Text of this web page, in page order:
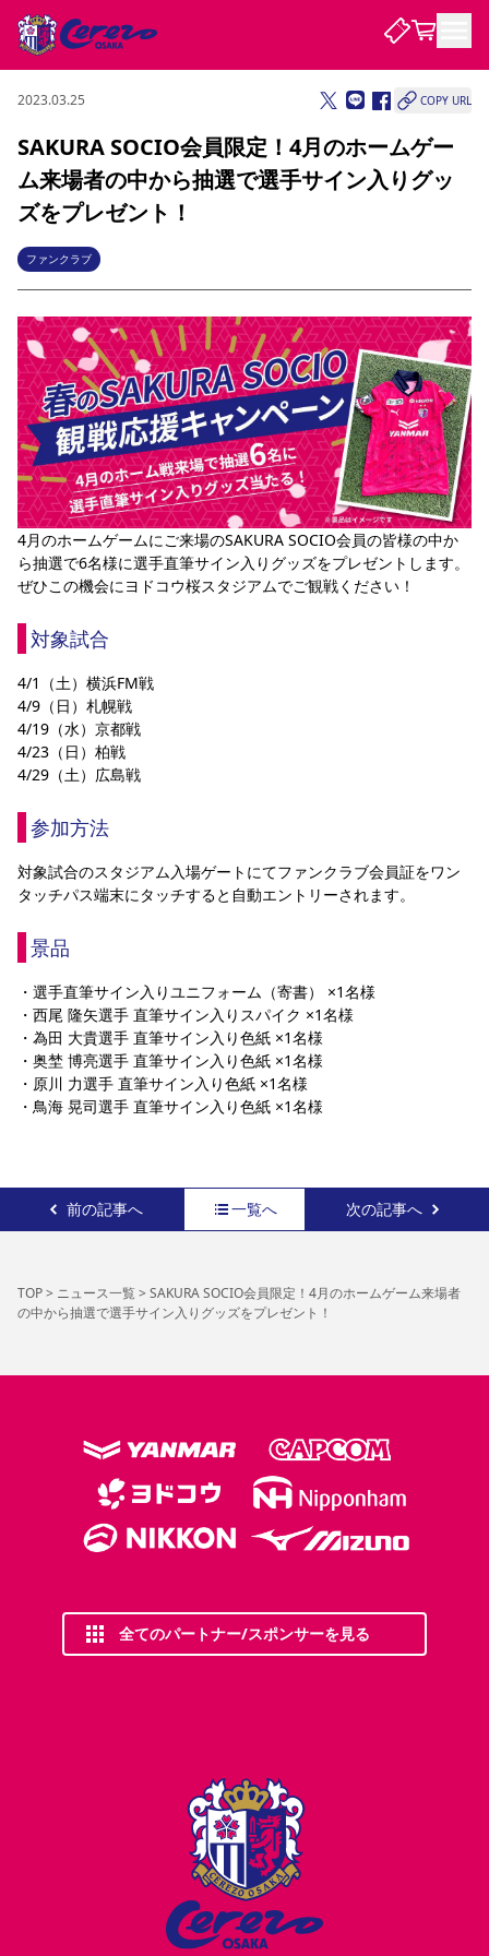
試合・チーム
試合について
試合日程 / 結果 順位表
チームについて
アカデミー ハナサカプレーヤー 歴代所属選手
観戦する
チケット
チケット情報 販売スケジュール 価格・席種 購入方法
シーズンシート 法人シーズンシート 福祉サービス 団体チケット
特定興行入場券 譲渡サービス リセールサービス
観戦ガイド
初めて観戦ガイド キッズ向けサービス グルメ
マッチデープログラム
観戦マナー&ルール ビジターサポーター観戦ガイド 公式アプリ
スタジアム
YANMAR HANASAKA STADIUM
DAZNで観戦
DAZNで観戦
よくある質問
よくある質問
クラブを知る
セレッソ大阪について
クラブ紹介 沿革 シーズン記録 求人情報
サポートする
パートナー企業募集中 セレッソ大阪VISAカード サポートスタッフ
セレッソアイデアちょうだいな 応援商店街
Lise（ライセンスビジネス）
サステナビリティ
サステナビリティポリシー SDGsのゴール
インパクトレポート
活動レポート
SPORT POSITIVE LEAGUES 取り組み実績
関連団体/施設
長居公園 セレッソフットサルパーク
セレッソスポーツパーク舞洲
セレッソ大阪アカデミー
大人のサッカースクール
ファンクラブ
ファンクラブ
SAKURA SOCIO SAKURA POINT Program 招待券引換方法 先行入場
まいセレチケット 会員規定 婚姻届・出生届・命名書
ニュース
ニュース
すべて チーム グッズ チケット イベント ファンクラブ
ホームタウン パートナー スポーツクラブ メディア 30周年
レディース
アカデミー
2023.03.25 COPY URL
SAKURA SOCIO会員限定！4月のホームゲー
ム来場者の中から抽選で選手サイン入りグッ
ズをプレゼント！
ファンクラブ
4月のホームゲームにご来場のSAKURA SOCIO会員の皆様の中か
ら抽選で6名様に選手直筆サイン入りグッズをプレゼントします。
ぜひこの機会にヨドコウ桜スタジアムでご観戦ください！
対象試合
4/1（土）横浜FM戦
4/9（日）札幌戦
4/19（水）京都戦
4/23（日）柏戦
4/29（土）広島戦
参加方法
対象試合のスタジアム入場ゲートにてファンクラブ会員証をワン
タッチパス端末にタッチすると自動エントリーされます。
景品
・選手直筆サイン入りユニフォーム（寄書） ×1名様
・西尾 隆矢選手 直筆サイン入りスパイク ×1名様
・為田 大貴選手 直筆サイン入り色紙 ×1名様
・奥埜 博亮選手 直筆サイン入り色紙 ×1名様
・原川 力選手 直筆サイン入り色紙 ×1名様
・鳥海 晃司選手 直筆サイン入り色紙 ×1名様
前の記事へ 一覧へ 次の記事へ
TOP> ニュース一覧> SAKURA SOCIO会員限定！4月のホームゲーム来場者
の中から抽選で選手サイン入りグッズをプレゼント！
全てのパートナー/スポンサーを見る